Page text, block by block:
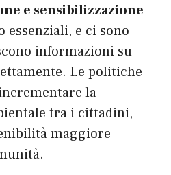
e sensibilizzazione
essenziali, e ci sono
informazioni su
Le politiche
la
tra i cittadini,
maggiore